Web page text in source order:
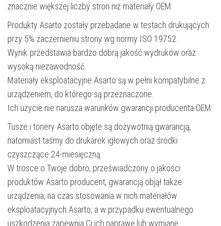
znacznie większej liczby stron niż materiały OEM.
Produkty Asarto zostały przebadane w testach drukujących
przy 5% zaczernieniu strony wg normy ISO 19752.
Wynik przedstawia bardzo dobrą jakość wydruków oraz
wysoką niezawodność.
Materiały eksploatacyjne Asarto są w pełni kompatybilne z
urządzeniem, do którego są przeznaczone.
Ich użycie nie narusza warunków gwarancji producenta OEM.
Tusze i tonery Asarto objęte są dożywotnią gwarancją,
natomiast taśmy do drukarek igłowych oraz środki
czyszczące 24-miesięczną.
W trosce o Twoje dobro, przeświadczony o jakości
produktów Asarto producent, gwarancją objął także
urządzenia, na czas stosowania w nich materiałów
eksploatacyjnych Asarto, a w przypadku ewentualnego
uszkodzenia zapewnia Ci ich naprawę lub wymianę.